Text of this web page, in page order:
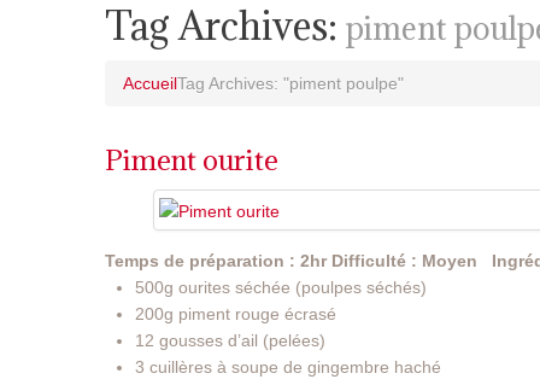
Tag Archives: piment
AccueilTag Archives: "piment poulpe"
Piment ourite
Temps de préparation : 2hr Difficulté : Moyen
500g ourites séchée (poulpes séchés)
200g piment rouge écrasé
12 gousses d’ail (pelées)
3 cuillères à soupe de gingembre haché